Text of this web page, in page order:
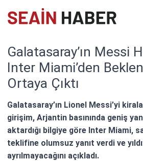
Galatasaray’ın Messi
Inter Miami’den
Ortaya Çıktı
Galatasaray’ın Lionel Messi’yi
girişim, Arjantin basınında geniş
aktardığı bilgiye göre Inter Miami,
teklifine olumsuz yanıt verdi ve
ayrılmayacağını açıkladı.